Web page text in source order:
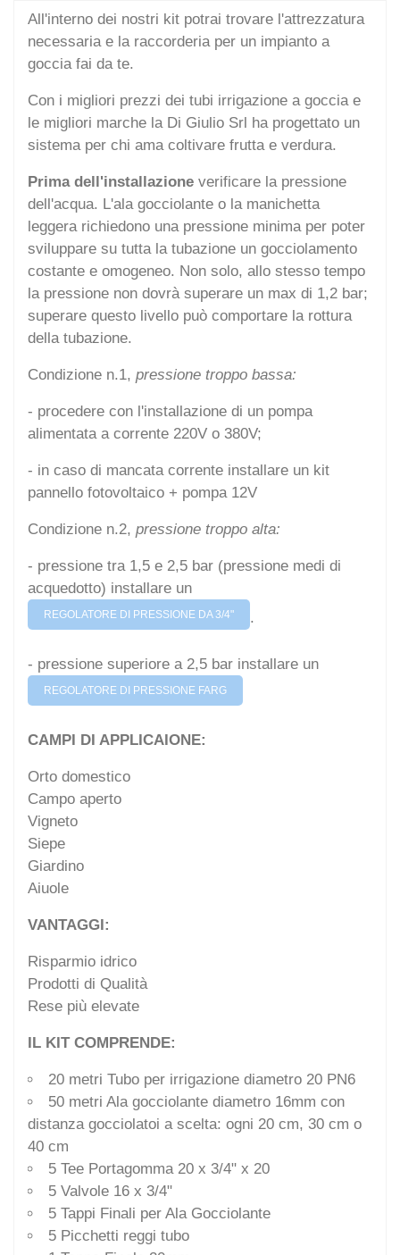
All'interno dei nostri kit potrai trovare l'attrezzatura
necessaria e la raccorderia per un impianto a
goccia fai da te.
Con i migliori prezzi dei tubi irrigazione a goccia e
le migliori marche la Di Giulio Srl ha progettato un
sistema per chi ama coltivare frutta e verdura.
Prima dell'installazione verificare la pressione
dell'acqua. L'ala gocciolante o la manichetta
leggera richiedono una pressione minima per poter
sviluppare su tutta la tubazione un gocciolamento
costante e omogeneo. Non solo, allo stesso tempo
la pressione non dovrà superare un max di 1,2 bar;
superare questo livello può comportare la rottura
della tubazione.
Condizione n.1, pressione troppo bassa:
- procedere con l'installazione di un pompa
alimentata a corrente 220V o 380V;
- in caso di mancata corrente installare un kit
pannello fotovoltaico + pompa 12V
Condizione n.2, pressione troppo alta:
- pressione tra 1,5 e 2,5 bar (pressione medi di
acquedotto) installare un
REGOLATORE DI PRESSIONE DA 3/4" .
- pressione superiore a 2,5 bar installare un
REGOLATORE DI PRESSIONE FARG
CAMPI DI APPLICAIONE:
Orto domestico
Campo aperto
Vigneto
Siepe
Giardino
Aiuole
VANTAGGI:
Risparmio idrico
Prodotti di Qualità
Rese più elevate
IL KIT COMPRENDE:
20 metri Tubo per irrigazione diametro 20 PN6
50 metri Ala gocciolante diametro 16mm con
distanza gocciolatoi a scelta: ogni 20 cm, 30 cm o
40 cm
5 Tee Portagomma 20 x 3/4" x 20
5 Valvole 16 x 3/4"
5 Tappi Finali per Ala Gocciolante
5 Picchetti reggi tubo